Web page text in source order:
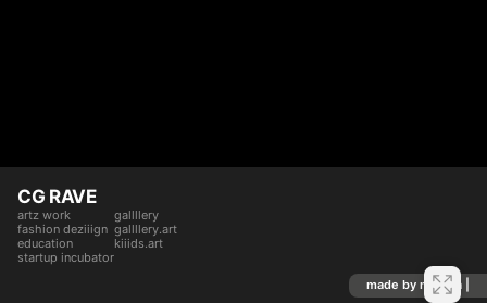
CG RAVE
artz work
fashion deziiign
education
startup incubator
gallllery
gallllery.art
kiiids.art
made by mediiia |